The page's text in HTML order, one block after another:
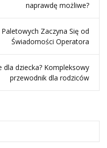
naprawdę możliwe?
Zaczyna Się od
Świadomości Operatora
dla dziecka? Kompleksowy
przewodnik dla rodziców